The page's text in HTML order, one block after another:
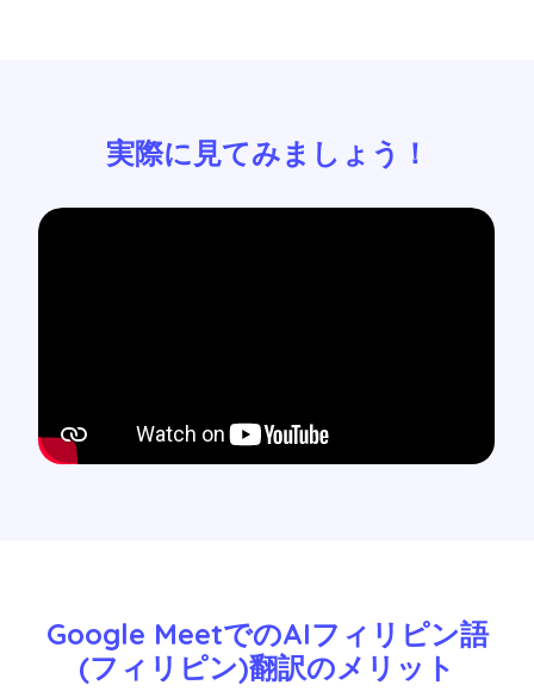
実際に見てみましょう！
Google MeetでのAIフィリピン語
(フィリピン)翻訳のメリット